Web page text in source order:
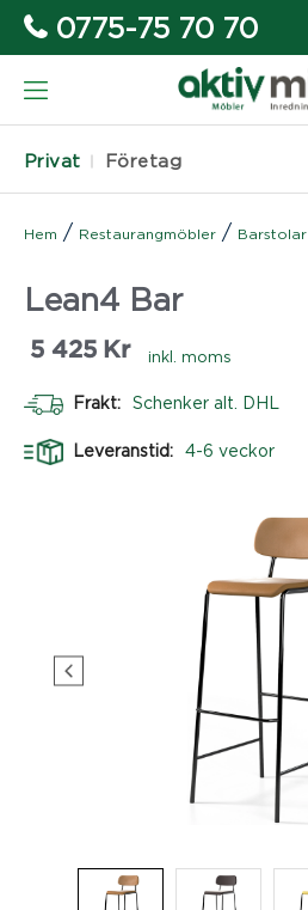
0775-75 70 70
Privat Företag
Hem / Restaurangmöbler / Barstolar
Lean4 Bar
5 425 Kr inkl. moms
Frakt: Schenker alt. DHL
Leveranstid: 4-6 veckor